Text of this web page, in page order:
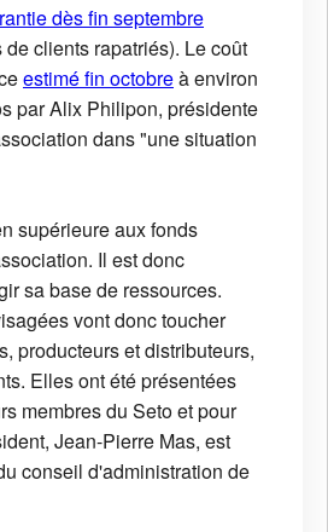
dès fin septembre
clients rapatriés). Le coût
estimé fin octobreà environ
par Alix Philipon, présidente
dans "une situation
supérieure aux fonds
Il est donc
sa base de ressources.
vont donc toucher
producteurs et distributeurs,
Elles ont été présentées
membres du Seto et pour
Jean-Pierre Mas, est
conseil d'administration de